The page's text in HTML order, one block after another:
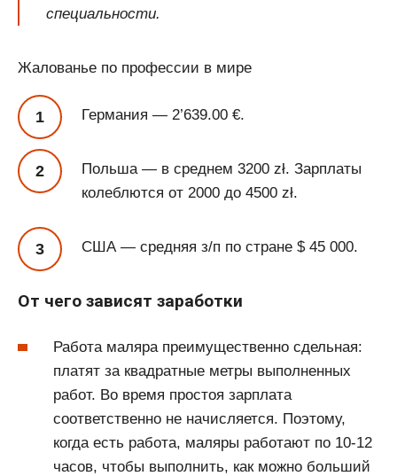
специальности.
Жалованье по профессии в мире
Германия — 2’639.00 €.
Польша — в среднем 3200 zł. Зарплаты
колеблются от 2000 до 4500 zł.
США — средняя з/п по стране $ 45 000.
От чего зависят заработки
Работа маляра преимущественно сдельная:
платят за квадратные метры выполненных
работ. Во время простоя зарплата
соответственно не начисляется. Поэтому,
когда есть работа, маляры работают по 10-12
часов, чтобы выполнить, как можно больший